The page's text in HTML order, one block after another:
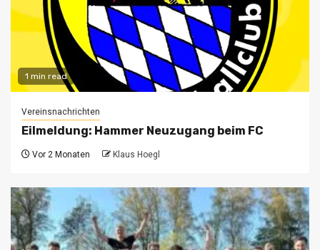
1 min read
Vereinsnachrichten
Eilmeldung: Hammer Neuzugang beim FC
Vor 2 Monaten Klaus Hoegl